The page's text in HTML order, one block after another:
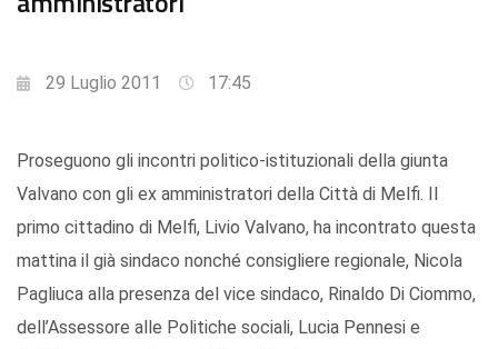
29 Luglio 2011 17:45
Proseguono gli incontri politico-istituzionali della giunta
Valvano con gli ex amministratori della Città di Melfi. Il
primo cittadino di Melfi, Livio Valvano, ha incontrato questa
mattina il già sindaco nonché consigliere regionale, Nicola
Pagliuca alla presenza del vice sindaco, Rinaldo Di Ciommo,
dell’Assessore alle Politiche sociali, Lucia Pennesi e